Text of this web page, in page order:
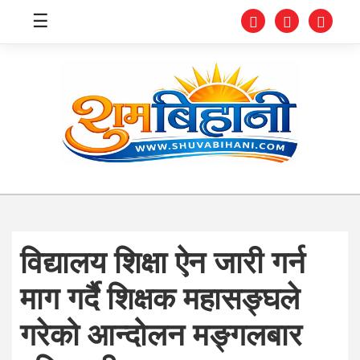
स्वास्थ्य
शिक्षा
संघीय
प्रविधि
जीवनशैली
☰
विद्यालय शिक्षा ऐन जारी गर्न
माग गर्दै शिक्षक महासङ्घले
गरेको आन्दोलन मङ्गलबार